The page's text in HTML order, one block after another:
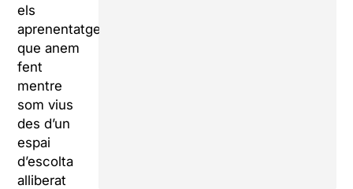
els
aprenentatges
que anem
fent
mentre
som vius
des d’un
espai
d’escolta
alliberat